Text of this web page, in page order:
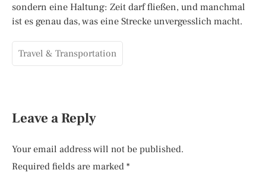
sondern eine Haltung: Zeit darf fließen, und manchmal
ist es genau das, was eine Strecke unvergesslich macht.
Travel & Transportation
Leave a Reply
Your email address will not be published.
Required fields are marked *